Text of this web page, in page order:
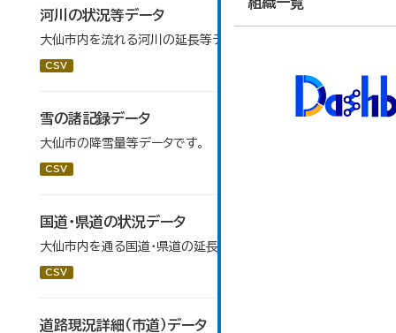
組織一覧
河川の状況等データ
大仙市内を流れる河川の延長等データです。
CSV
雪の諸記録データ
大仙市の降雪量等データです。
CSV
国道・県道の状況データ
大仙市内を通る国道・県道の延長等データです。
CSV
道路現況詳細（市道）データ